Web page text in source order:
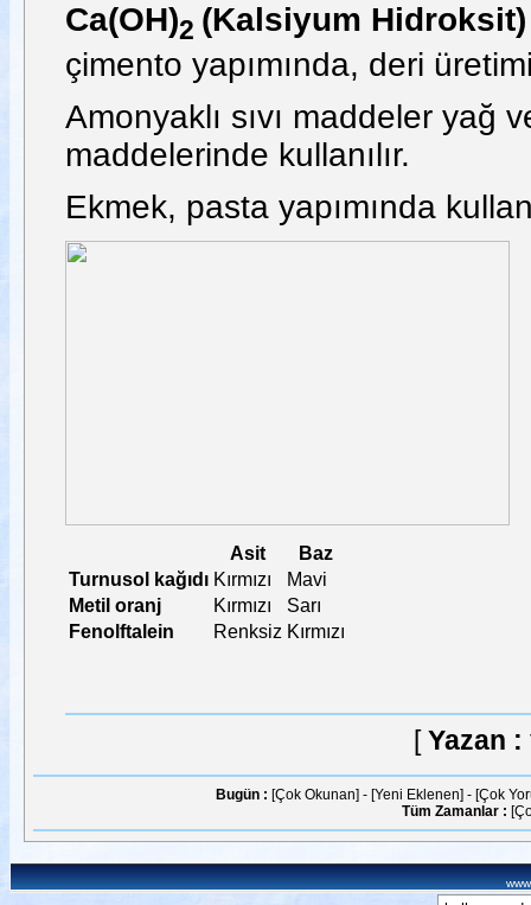
Ca(OH)2 (Kalsiyum
çimento yapımında, deri
Amonyaklı sıvı maddeler yağ
maddelerinde kullanılır.
Ekmek, pasta yapımında
Asit
Baz
Turnusol kağıdı Kırmızı
Mavi
Metil oranj
Kırmızı
Sarı
Fenolftalein
Renksiz Kırmızı
[Yazan :
Bugün : [Çok Okunan] - [Yeni Eklenen] - [Çok
Tüm Zamanlar :